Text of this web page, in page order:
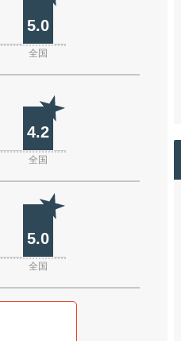
5.0
全国
4.2
全国
5.0
全国